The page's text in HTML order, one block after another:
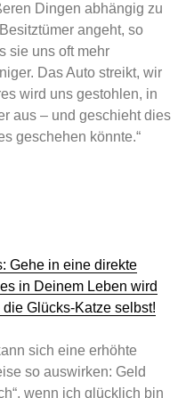
Dingen abhängig zu
angeht, so
sie uns oft mehr
Das Auto streikt, wir
wird uns gestohlen, in
aus – und geschieht dies
geschehen könnte.“
Gehe in eine direkte
in Deinem Leben wird
Glücks-Katze selbst!
sich eine erhöhte
so auswirken: Geld
wenn ich glücklich bin